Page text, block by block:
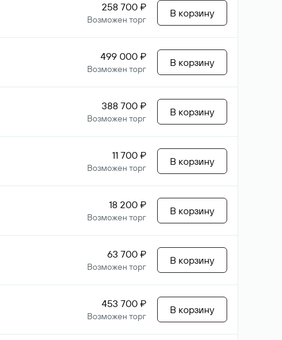
258 700 ₽
Возможен торг
В корзину
499 000 ₽
Возможен торг
В корзину
388 700 ₽
Возможен торг
В корзину
11 700 ₽
Возможен торг
В корзину
18 200 ₽
Возможен торг
В корзину
63 700 ₽
Возможен торг
В корзину
453 700 ₽
Возможен торг
В корзину